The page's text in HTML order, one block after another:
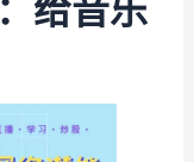
给音乐